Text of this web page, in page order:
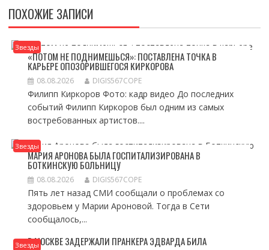
ПОХОЖИЕ ЗАПИСИ
Звезды
«ПОТОМ НЕ ПОДНИМЕШЬСЯ»: ПОСТАВЛЕНА ТОЧКА В
КАРЬЕРЕ ОПОЗОРИВШЕГОСЯ КИРКОРОВА
08.08.2026 DIGIS567COPE
Филипп Киркоров Фото: кадр видео До последних
событий Филипп Киркоров был одним из самых
востребованных артистов....
Звезды
МАРИЯ АРОНОВА БЫЛА ГОСПИТАЛИЗИРОВАНА В
БОТКИНСКУЮ БОЛЬНИЦУ
08.08.2026 DIGIS567COPE
Пять лет назад СМИ сообщали о проблемах со
здоровьем у Марии Ароновой. Тогда в Сети
сообщалось,...
ЗвездыВ МОСКВЕ ЗАДЕРЖАЛИ ПРАНКЕРА ЭДВАРДА БИЛА